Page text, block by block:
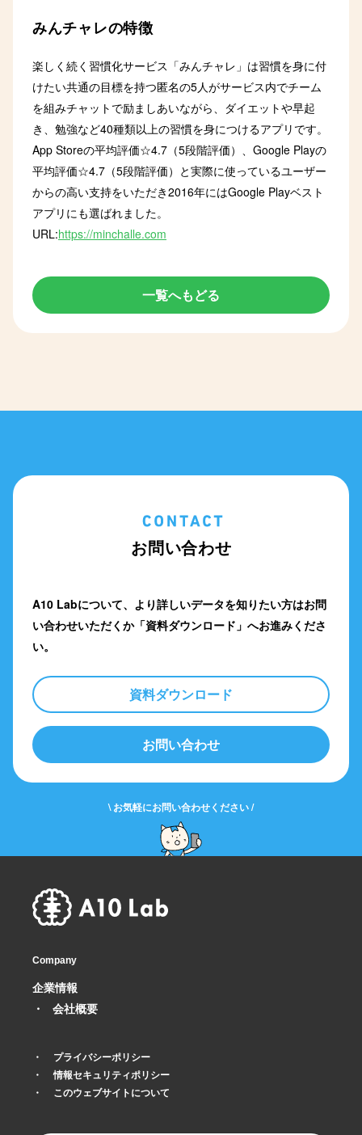
みんチャレの特徴
楽しく続く習慣化サービス「みんチャレ」は習慣を身に付
けたい共通の目標を持つ匿名の5人がサービス内でチーム
を組みチャットで励ましあいながら、ダイエットや早起
き、勉強など40種類以上の習慣を身につけるアプリです。
App Storeの平均評価☆4.7（5段階評価）、Google Playの
平均評価☆4.7（5段階評価）と実際に使っているユーザー
からの高い支持をいただき2016年にはGoogle Playベスト
アプリにも選ばれました。
URL:https://minchalle.com
一覧へもどる
お問い合わせ
A10 Labについて、より詳しいデータを知りたい方はお問
い合わせいただくか「資料ダウンロード」へお進みくださ
い。
資料ダウンロード
お問い合わせ
\ お気軽にお問い合わせください /
Company
企業情報
会社概要
プライバシーポリシー
情報セキュリティポリシー
このウェブサイトについて